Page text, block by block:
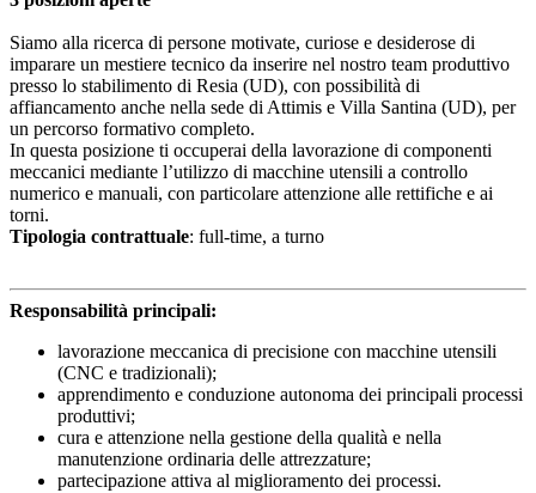
Siamo alla ricerca di persone motivate, curiose e desiderose di
imparare un mestiere tecnico da inserire nel nostro team produttivo
presso lo stabilimento di Resia (UD), con possibilità di
affiancamento anche nella sede di Attimis e Villa Santina (UD), per
un percorso formativo completo.
In questa posizione ti occuperai della lavorazione di componenti
meccanici mediante l’utilizzo di macchine utensili a controllo
numerico e manuali, con particolare attenzione alle rettifiche e ai
torni.
Tipologia contrattuale: full-time, a turno
Responsabilità principali:
lavorazione meccanica di precisione con macchine utensili
(CNC e tradizionali);
apprendimento e conduzione autonoma dei principali processi
produttivi;
cura e attenzione nella gestione della qualità e nella
manutenzione ordinaria delle attrezzature;
partecipazione attiva al miglioramento dei processi.